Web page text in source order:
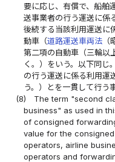
要に応じ、有償で、船舶
送事業者の行う運送に係
後続する当該利用運送に
動車（道路運送車両法
第二項の自動車（三輪以
く。）をいう。以下同じ
の行う運送に係る利用運
う。）とを一貫して行う
(8)
The term "second
business" as used in
of consigned
value for the
operators, airline
operators and